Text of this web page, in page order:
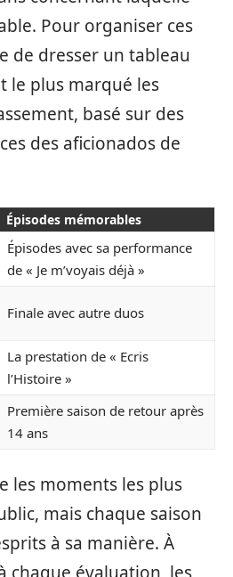
Pour organiser ces
de dresser un tableau
le plus marqué les
basé sur des
des aficionados de
Épisodes mémorables
Épisodes avec sa performance
de « Je m’voyais déjà »
Finale avec autre duos
La prestation de « Ecris
l’Histoire »
Première saison de retour après
14 ans
les moments les plus
mais chaque saison
à sa manière. À
chaque évaluation, les